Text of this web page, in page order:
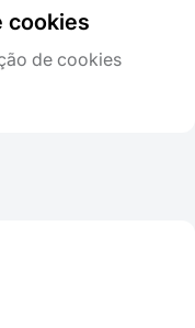
cookies
de cookies